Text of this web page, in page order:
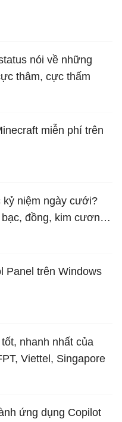
nói về những
thâm, cực thấm
miễn phí trên
kỷ niệm ngày cưới?
đồng, kim cương
Panel trên Windows
nhanh nhất của
Viettel, Singapore
ứng dụng Copilot